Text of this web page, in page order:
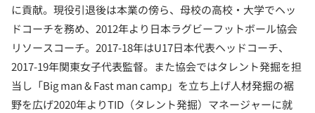
に貢献。現役引退後は本業の傍ら、母校の高校・大学でヘッ
ドコーチを務め、2012年より日本ラグビーフットボール協会
リソースコーチ。2017-18年はU17日本代表ヘッドコーチ、
2017-19年関東女子代表監督。また協会ではタレント発掘を担
当し「Big man & Fast man camp」を立ち上げ人材発掘の裾
野を広げ2020年よりTID（タレント発掘）マネージャーに就